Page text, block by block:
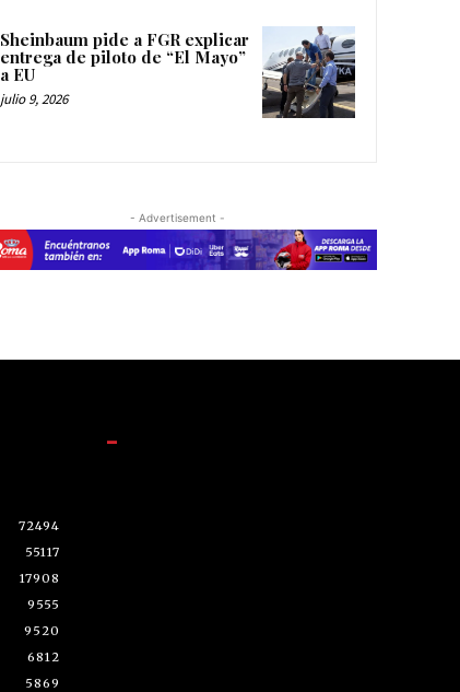
Sheinbaum pide a FGR explicar
entrega de piloto de “El Mayo”
a EU
julio 9, 2026
- Advertisement -
72494
55117
17908
9555
9520
6812
5869
-